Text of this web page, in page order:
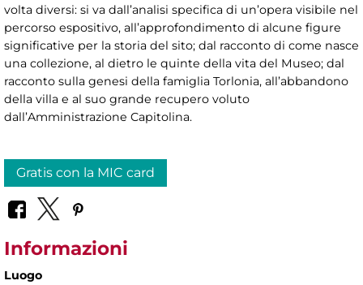
volta diversi: si va dall’analisi specifica di un’opera visibile nel
percorso espositivo, all’approfondimento di alcune figure
significative per la storia del sito; dal racconto di come nasce
una collezione, al dietro le quinte della vita del Museo; dal
racconto sulla genesi della famiglia Torlonia, all’abbandono
della villa e al suo grande recupero voluto
dall’Amministrazione Capitolina.
Gratis con la MIC card
Informazioni
Luogo